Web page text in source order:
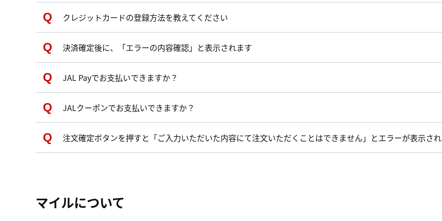
クレジットカードの登録方法を教えてください
決済確定後に、「エラーの内容確認」と表示されます
JAL Payでお支払いできますか？
JALクーポンでお支払いできますか？
注文確定ボタンを押すと「ご入力いただいた内容にて注文いただくことはできません」とエラーが表示さ
マイルについて